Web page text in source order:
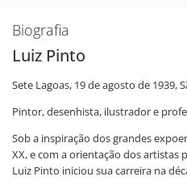
Biografia
Luiz Pinto
Sete Lagoas, 19 de agosto de 1939,
Pintor, desenhista, ilustrador e
Sob a inspiração dos grandes
XX, e com a orientação dos artistas
Luiz Pinto iniciou sua carreira na